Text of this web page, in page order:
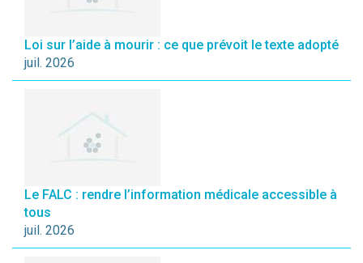
Loi sur l’aide à mourir : ce que prévoit le texte adopté
juil. 2026
Le FALC : rendre l’information médicale accessible à
tous
juil. 2026